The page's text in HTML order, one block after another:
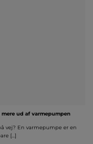
ud af varmepumpen
vej? En varmepumpe er en
[...]